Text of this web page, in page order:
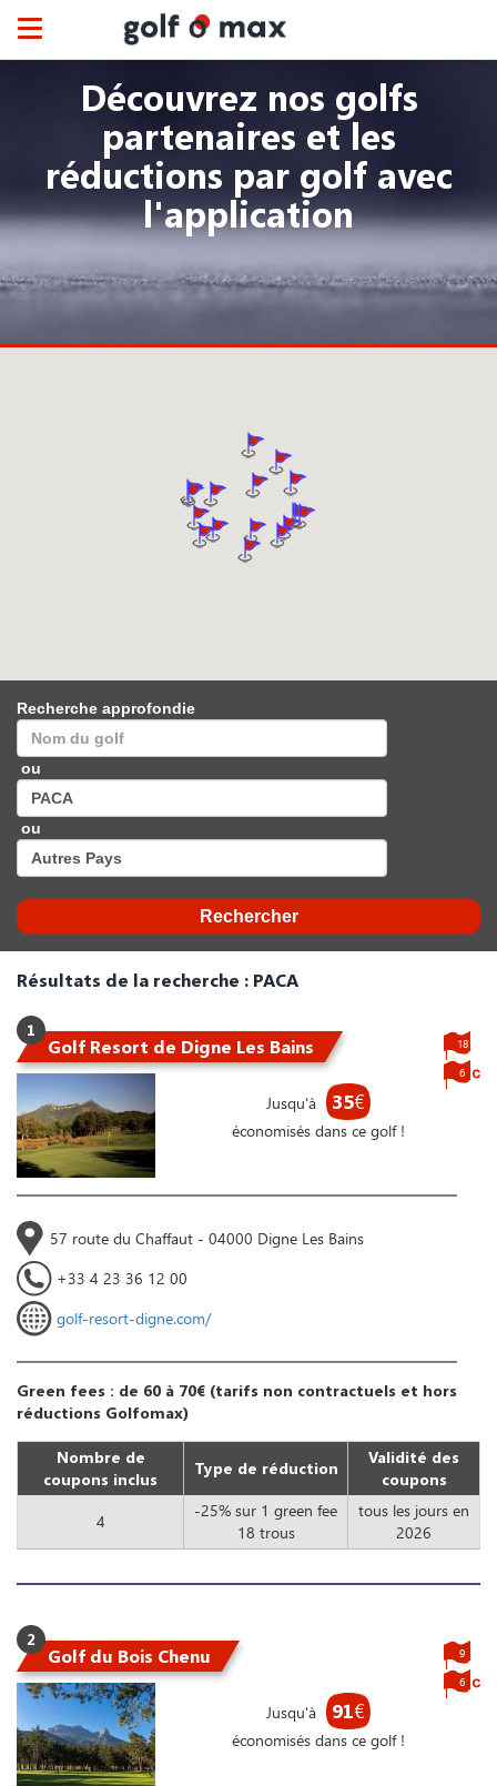
Toggle
Découvrez nos golfs
partenaires et les
réductions par golf avec
l'application
Recherche approfondie
ou
ou
Résultats de la recherche : PACA
1
Golf Resort de Digne Les Bains
Jusqu'à 35€
économisés dans ce golf !
18
6
57 route du Chaffaut - 04000 Digne Les Bains
+33 4 23 36 12 00
golf-resort-digne.com/
Green fees : de 60 à 70€ (tarifs non contractuels et hors
réductions Golfomax)
Nombre de
coupons inclus
Type de réduction
Validité des
coupons
4
-25% sur 1 green fee
18 trous
tous les jours en
2026
2
Golf du Bois Chenu
Jusqu'à 91€
économisés dans ce golf !
9
6
Panneau de gestion des cookies